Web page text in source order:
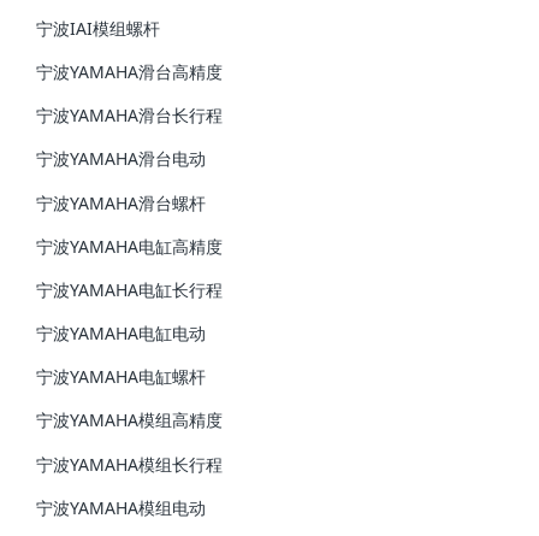
宁波IAI模组螺杆
宁波YAMAHA滑台高精度
宁波YAMAHA滑台长行程
宁波YAMAHA滑台电动
宁波YAMAHA滑台螺杆
宁波YAMAHA电缸高精度
宁波YAMAHA电缸长行程
宁波YAMAHA电缸电动
宁波YAMAHA电缸螺杆
宁波YAMAHA模组高精度
宁波YAMAHA模组长行程
宁波YAMAHA模组电动